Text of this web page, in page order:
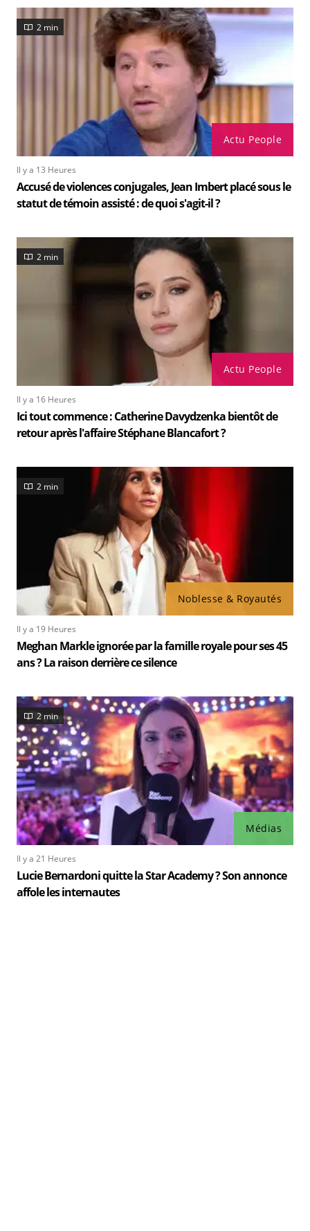
Actu People
2 min
Il y a 13 Heures
Accusé de violences conjugales, Jean Imbert placé sous le
statut de témoin assisté : de quoi s'agit-il ?
Actu People
2 min
Il y a 16 Heures
Ici tout commence : Catherine Davydzenka bientôt de
retour après l'affaire Stéphane Blancafort ?
Noblesse & Royautés
2 min
Il y a 19 Heures
Meghan Markle ignorée par la famille royale pour ses 45
ans ? La raison derrière ce silence
Médias
2 min
Il y a 21 Heures
Lucie Bernardoni quitte la Star Academy ? Son annonce
affole les internautes